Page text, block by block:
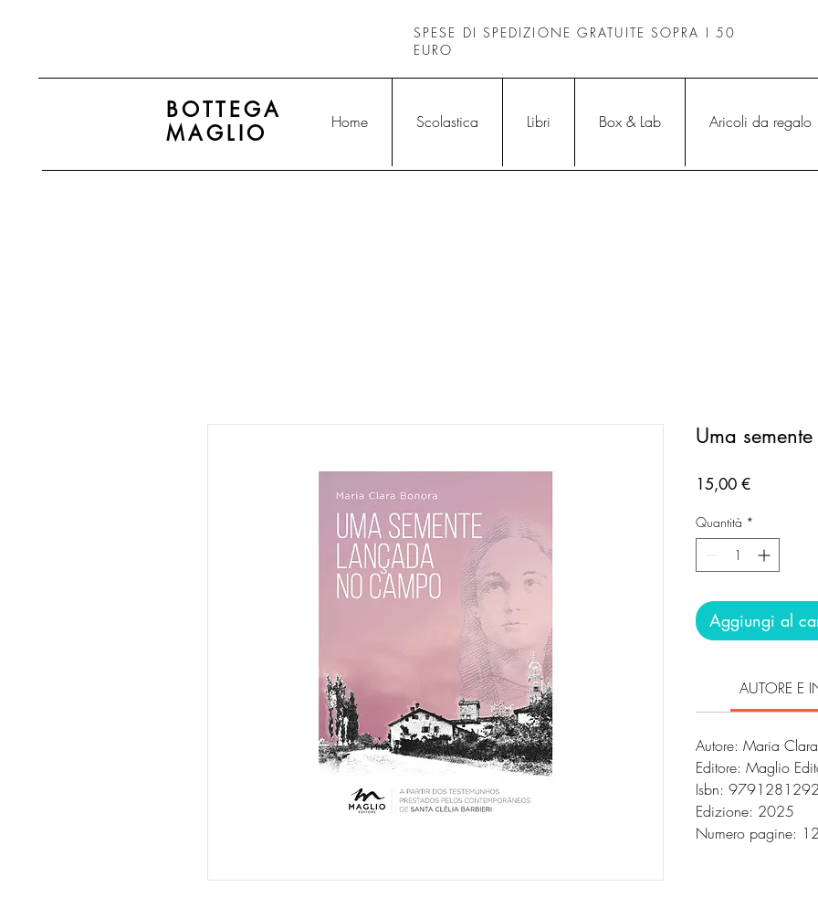
SPESE DI SPEDIZIONE GRATUITE SOPRA I 50
EURO
BOTTEGA
MAGLIO
Home Scolastica Libri Box & Lab Aricoli da regalo
Uma
15,00 €Prezzo
Quantità *
Aggiungi al
AUTORE E
Autore: Maria
Editore: Maglio
Isbn:
Edizione: 2025
Numero pagine: